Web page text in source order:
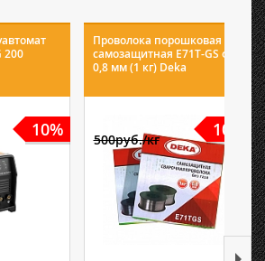
200
10%
Проволока порошковая
самозащитная E71T-GS ф
0,8 мм (1 кг) Deka
10%
500руб./кг